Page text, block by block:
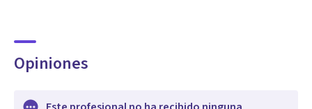
Opiniones